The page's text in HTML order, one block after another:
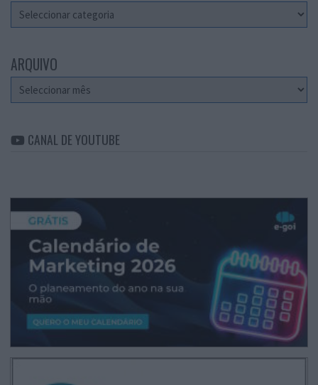
Categorias
ARQUIVO
Arquivo
CANAL DE YOUTUBE